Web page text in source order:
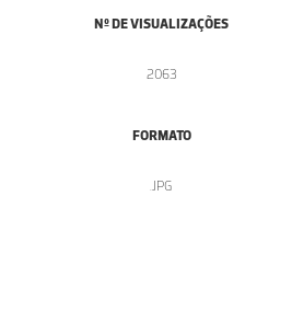
Nº DE VISUALIZAÇÕES
2063
FORMATO
.JPG